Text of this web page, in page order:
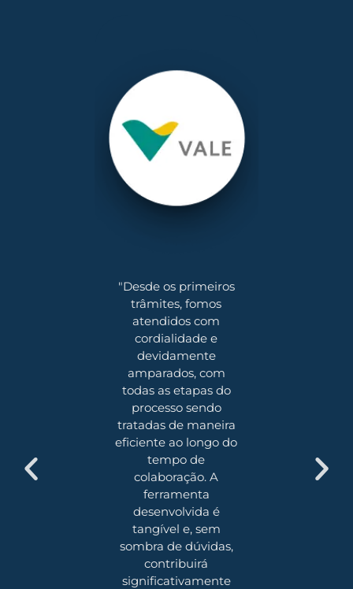
contribui
"Desde os primeiros
trâmites, fomos
atendidos com
cordialidade e
devidamente
amparados, com
todas as etapas do
processo sendo
tratadas de maneira
eficiente ao longo do
tempo de
colaboração. A
ferramenta
desenvolvida é
tangível e, sem
sombra de dúvidas,
contribuirá
significativamente